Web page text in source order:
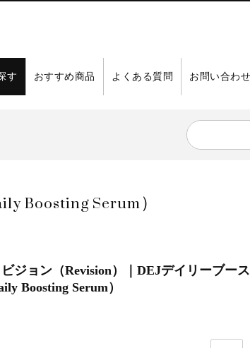
す おすすめ商品 よくある質問 お問い合わせ
Boosting Serum）
ビジョン（Revision）｜DEJデイリーブー
Boosting Serum）